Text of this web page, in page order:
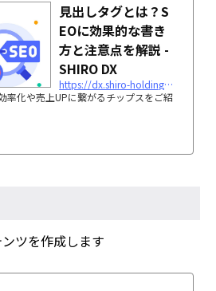
見出しタグとは？S
EOに効果的な書き
方と注意点を解説 -
SHIRO DX
https://dx.shiro-holdings.co.jp/p1562/
率化や売上UPに繋がるチップスをご紹
ツを作成します